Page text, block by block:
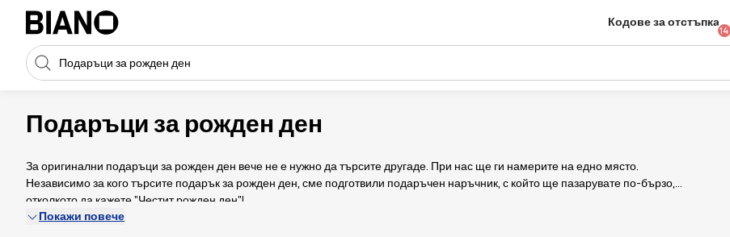
Пропускане към съдържанието
Търсене
Кодове за отстъпка
14
Подаръци за рожден ден
За оригинални подаръци за рожден ден вече не е нужно да търсите другаде. При нас ще ги намерите на едно място.
Независимо за кого търсите подарък за рожден ден, сме подготвили подаръчен наръчник, с който ще пазарувате по-бързо,
отколкото да кажете "Честит рожден ден"!
Покажи повече